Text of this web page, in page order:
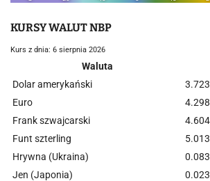
KURSY WALUT NBP
Kurs z dnia: 6 sierpnia 2026
Waluta
Dolar amerykański
Euro
Frank szwajcarski
Funt szterling
Hrywna (Ukraina)
Jen (Japonia)